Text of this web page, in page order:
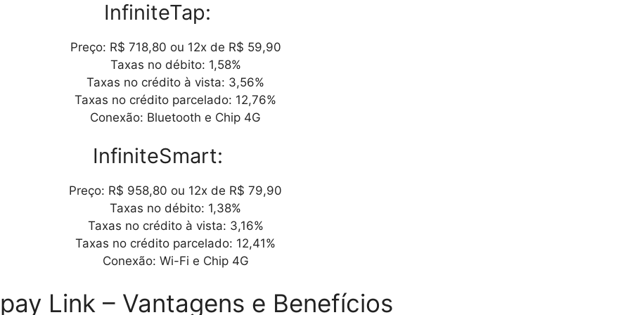
InfiniteTap:
Preço: R$ 718,80 ou 12x de R$ 59,90
Taxas no débito: 1,58%
Taxas no crédito à vista: 3,56%
Taxas no crédito parcelado: 12,76%
Conexão: Bluetooth e Chip 4G
InfiniteSmart:
Preço: R$ 958,80 ou 12x de R$ 79,90
Taxas no débito: 1,38%
Taxas no crédito à vista: 3,16%
Taxas no crédito parcelado: 12,41%
Conexão: Wi-Fi e Chip 4G
Link – Vantagens e Benefícios